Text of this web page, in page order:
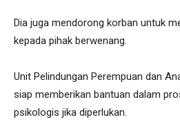
Dia juga mendorong korban untuk
kepada pihak berwenang.
Unit Pelindungan Perempuan dan
siap memberikan bantuan dalam
psikologis jika diperlukan.